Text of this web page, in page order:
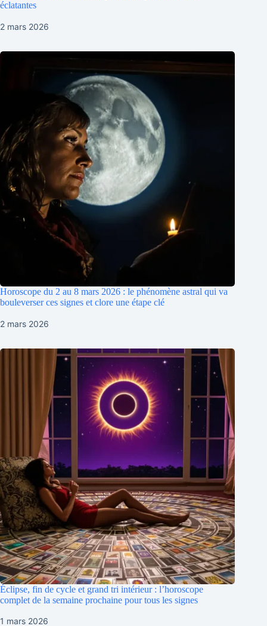
éclatantes
2 mars 2026
Horoscope du 2 au 8 mars 2026 : le phénomène astral qui va
bouleverser ces signes et clore une étape clé
2 mars 2026
Éclipse, fin de cycle et grand tri intérieur : l’horoscope
complet de la semaine prochaine pour tous les signes
1 mars 2026